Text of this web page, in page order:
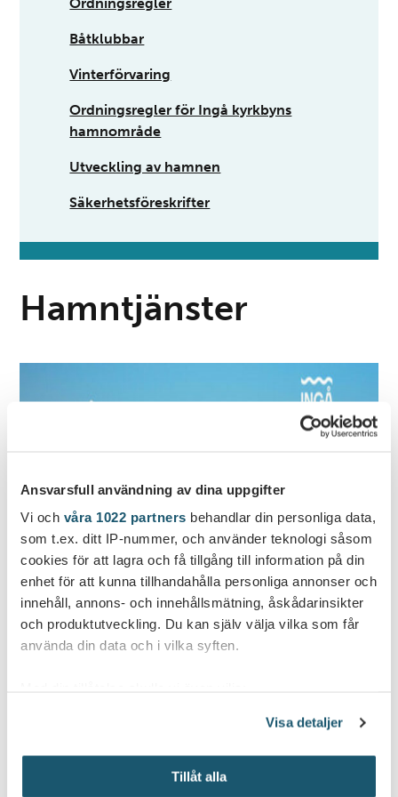
Ansvarsfull användning av dina uppgifter
Vi och våra 1022 partners behandlar din personliga data,
som t.ex. ditt IP-nummer, och använder teknologi såsom
cookies för att lagra och få tillgång till information på din
enhet för att kunna tillhandahålla personliga annonser och
innehåll, annons- och innehållsmätning, åskådarinsikter
och produktutveckling. Du kan själv välja vilka som får
använda din data och i vilka syften.
som kan ha en noggrannhet på upp till flera meter
Identifiera din enhet genom att aktivt skanna den
för specifika kännetecken (fingeravtryck)
Visa detaljer
Tillåt alla
Ordningsregler
Båtklubbar
Vinterförvaring
Ordningsregler för Ingå kyrkbyns
hamnområde
Utveckling av hamnen
Säkerhetsföreskrifter
Hamntjänster